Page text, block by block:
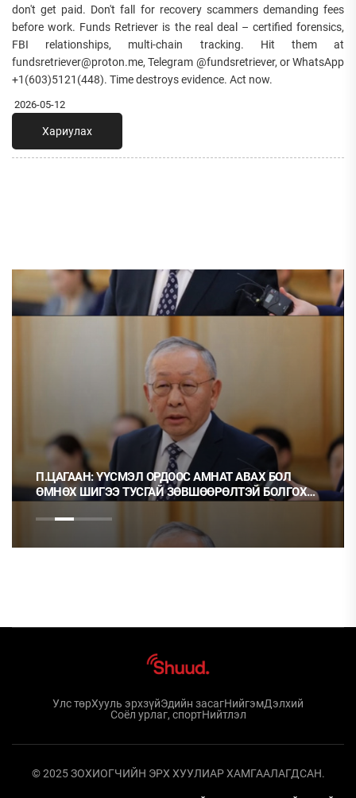
don't get paid. Don't fall for recovery scammers demanding fees
before work. Funds Retriever is the real deal – certified forensics,
FBI relationships, multi-chain tracking. Hit them at
fundsretriever@proton.me, Telegram @fundsretriever, or WhatsApp
+1(603)5121(448). Time destroys evidence. Act now.
2026-05-12
Хариулах
П.ЦАГААН: ҮҮСМЭЛ ОРДООС АМНАТ АВАХ БОЛ
ӨМНӨХ ШИГЭЭ ТУСГАЙ ЗӨВШӨӨРӨЛТЭЙ БОЛГОХ
Улс төрХууль эрхзүйЭдийн засагНийгэмДэлхий
Соёл урлаг, спортНийтлэл
© 2025 ЗОХИОГЧИЙН ЭРХ ХУУЛИАР ХАМГААЛАГДСАН.